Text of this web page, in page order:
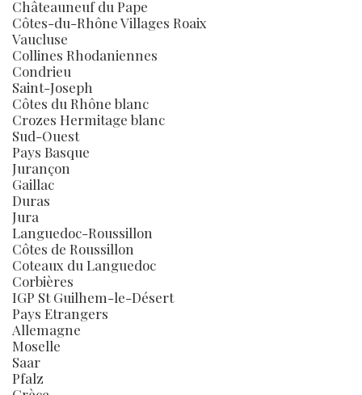
Châteauneuf du Pape
Côtes-du-Rhône Villages Roaix
Vaucluse
Collines Rhodaniennes
Condrieu
Saint-Joseph
Côtes du Rhône blanc
Crozes Hermitage blanc
Sud-Ouest
Pays Basque
Jurançon
Gaillac
Duras
Jura
Languedoc-Roussillon
Côtes de Roussillon
Coteaux du Languedoc
Corbières
IGP St Guilhem-le-Désert
Pays Etrangers
Allemagne
Moselle
Saar
Pfalz